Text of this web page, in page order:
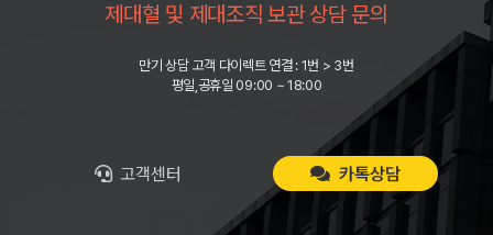
제대혈 및 제대조직 보관 상담 문의
만기 상담 고객 다이렉트 연결 : 1번 > 3번
평일,공휴일 09:00 ~ 18:00
고객센터 카톡상담